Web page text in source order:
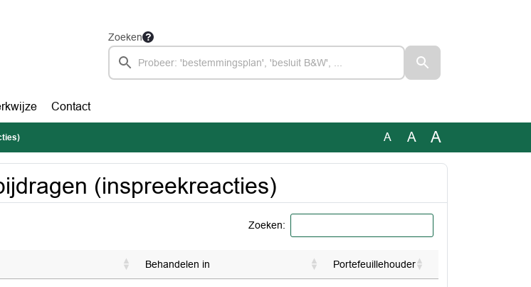
Zoeken
Contact
A A A
(inspreekreacties)
Zoeken:
Behandelen in Portefeuillehouder